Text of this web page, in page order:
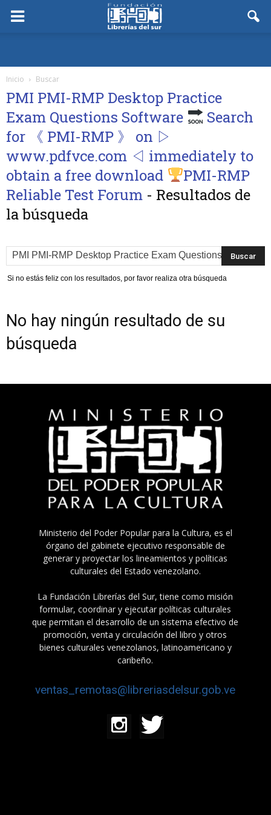
Inicio Buscar
PMI PMI-RMP Desktop Practice
Exam Questions Software
Search
for 《 PMI-RMP 》 on ▷
www.pdfvce.com ◁ immediately to
obtain a free download
PMI-RMP
Reliable Test Forum - Resultados de
la búsqueda
Si no estás feliz con los resultados, por favor realiza otra búsqueda
No hay ningún resultado de su
búsqueda
Ministerio del Poder Popular para la Cultura, es el
órgano del gabinete ejecutivo responsable de
generar y proyectar los lineamientos y políticas
culturales del Estado venezolano.
La Fundación Librerías del Sur, tiene como misión
formular, coordinar y ejecutar políticas culturales
que permitan el desarrollo de un sistema efectivo de
promoción, venta y circulación del libro y otros
bienes culturales venezolanos, latinoamericano y
caribeño.
ventas_remotas@libreriasdelsur.gob.ve